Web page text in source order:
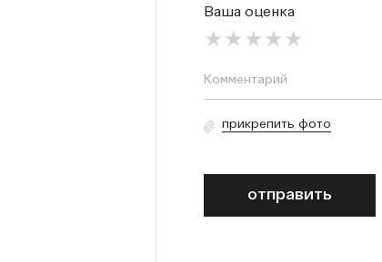
Ваша оценка
прикрепить фото
отправить